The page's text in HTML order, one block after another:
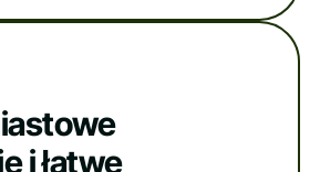
i łatwe